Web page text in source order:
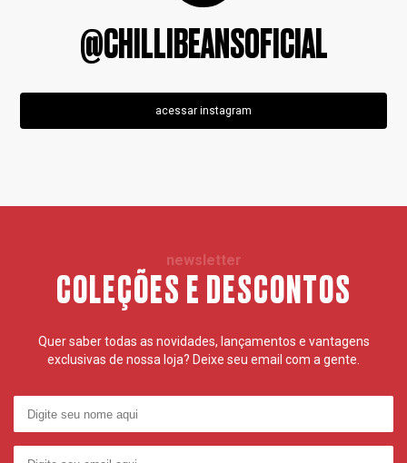
@CHILLIBEANSOFICIAL
acessar instagram
newsletter
COLEÇÕES E DESCONTOS
Quer saber todas as novidades, lançamentos e vantagens
exclusivas de nossa loja? Deixe seu email com a gente.